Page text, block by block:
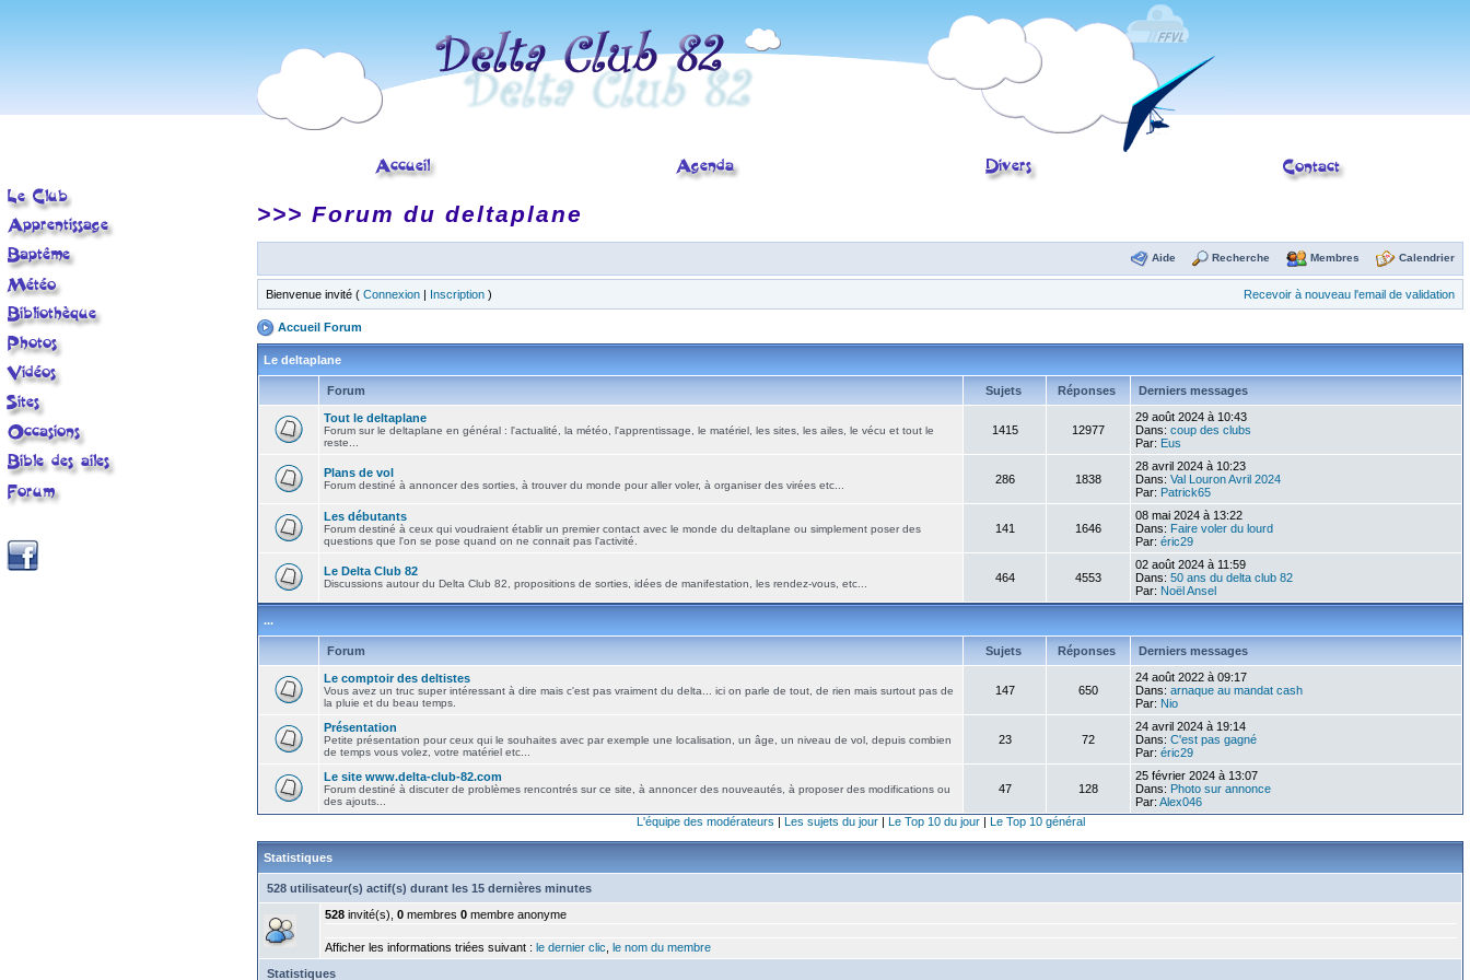
>>> Forum du deltaplane
Aide Recherche Membres Calendrier
Bienvenue invité ( Connexion | Inscription ) Recevoir à nouveau l'email de validation
Accueil Forum
Le deltaplane
Forum Sujets Réponses Derniers messages
Tout le deltaplane
Forum sur le deltaplane en général : l'actualité, la météo, l'apprentissage, le matériel, les sites, les ailes, le vécu et tout le
reste...
1415 12977
29 août 2024 à 10:43
Dans: coup des clubs
Par: Eus
Plans de vol
Forum destiné à annoncer des sorties, à trouver du monde pour aller voler, à organiser des virées etc... 286 1838
28 avril 2024 à 10:23
Dans: Val Louron Avril 2024
Par: Patrick65
Les débutants
Forum destiné à ceux qui voudraient établir un premier contact avec le monde du deltaplane ou simplement poser des
questions que l'on se pose quand on ne connait pas l'activité.
141 1646
08 mai 2024 à 13:22
Dans: Faire voler du lourd
Par: éric29
Le Delta Club 82
Discussions autour du Delta Club 82, propositions de sorties, idées de manifestation, les rendez-vous, etc... 464 4553
02 août 2024 à 11:59
Dans: 50 ans du delta club 82
Par: Noël Ansel
...
Forum Sujets Réponses Derniers messages
Le comptoir des deltistes
Vous avez un truc super intéressant à dire mais c'est pas vraiment du delta... ici on parle de tout, de rien mais surtout pas de
la pluie et du beau temps.
147 650
24 août 2022 à 09:17
Dans: arnaque au mandat cash
Par: Nio
Présentation
Petite présentation pour ceux qui le souhaites avec par exemple une localisation, un âge, un niveau de vol, depuis combien
de temps vous volez, votre matériel etc...
23 72
24 avril 2024 à 19:14
Dans: C'est pas gagné
Par: éric29
Le site www.delta-club-82.com
Forum destiné à discuter de problèmes rencontrés sur ce site, à annoncer des nouveautés, à proposer des modifications ou
des ajouts...
47 128
25 février 2024 à 13:07
Dans: Photo sur annonce
Par: Alex046
L'équipe des modérateurs | Les sujets du jour| Le Top 10 du jour| Le Top 10 général
Statistiques
528 utilisateur(s) actif(s) durant les 15 dernières minutes
528 invité(s), 0 membres 0 membre anonyme
Afficher les informations triées suivant : le dernier clic le nom du membre
Statistiques